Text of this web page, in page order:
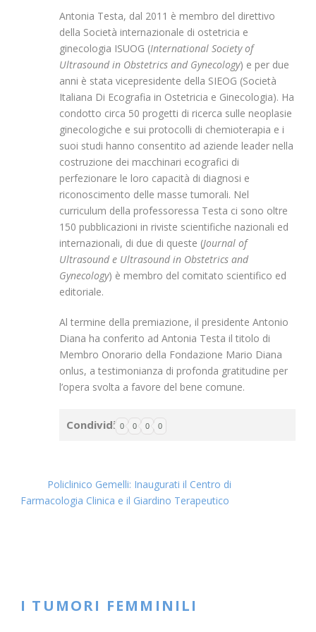
Antonia Testa, dal 2011 è membro del direttivo
della Società internazionale di ostetricia e
ginecologia ISUOG (International Society of
Ultrasound in Obstetrics and Gynecology) e per due
anni è stata vicepresidente della SIEOG (Società
Italiana Di Ecografia in Ostetricia e Ginecologia). Ha
condotto circa 50 progetti di ricerca sulle neoplasie
ginecologiche e sui protocolli di chemioterapia e i
suoi studi hanno consentito ad aziende leader nella
costruzione dei macchinari ecografici di
perfezionare le loro capacità di diagnosi e
riconoscimento delle masse tumorali. Nel
curriculum della professoressa Testa ci sono oltre
150 pubblicazioni in riviste scientifiche nazionali ed
internazionali, di due di queste (Journal of
Ultrasound e Ultrasound in Obstetrics and
Gynecology) è membro del comitato scientifico ed
editoriale.
Al termine della premiazione, il presidente Antonio
Diana ha conferito ad Antonia Testa il titolo di
Membro Onorario della Fondazione Mario Diana
onlus, a testimonianza di profonda gratitudine per
l’opera svolta a favore del bene comune.
Condividi 0 0 0 0
Policlinico Gemelli: Inaugurati il Centro di
Farmacologia Clinica e il Giardino Terapeutico
I TUMORI FEMMINILI